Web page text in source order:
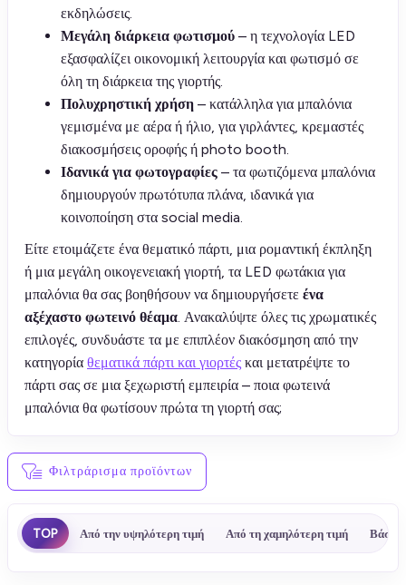
εκδηλώσεις.
Μεγάλη διάρκεια φωτισμού – η τεχνολογία LED
εξασφαλίζει οικονομική λειτουργία και φωτισμό σε
όλη τη διάρκεια της γιορτής.
Πολυχρηστική χρήση – κατάλληλα για μπαλόνια
γεμισμένα με αέρα ή ήλιο, για γιρλάντες, κρεμαστές
διακοσμήσεις οροφής ή photo booth.
Ιδανικά για φωτογραφίες – τα φωτιζόμενα μπαλόνια
δημιουργούν πρωτότυπα πλάνα, ιδανικά για
κοινοποίηση στα social media.
Είτε ετοιμάζετε ένα θεματικό πάρτι, μια ρομαντική έκπληξη
ή μια μεγάλη οικογενειακή γιορτή, τα LED φωτάκια για
μπαλόνια θα σας βοηθήσουν να δημιουργήσετε ένα
αξέχαστο φωτεινό θέαμα. Ανακαλύψτε όλες τις χρωματικές
επιλογές, συνδυάστε τα με επιπλέον διακόσμηση από την
κατηγορία θεματικά πάρτι και γιορτές και μετατρέψτε το
πάρτι σας σε μια ξεχωριστή εμπειρία – ποια φωτεινά
μπαλόνια θα φωτίσουν πρώτα τη γιορτή σας;
Φιλτράρισμα προϊόντων
TOP Από την υψηλότερη τιμή Από τη χαμηλότερη τιμή Βάσει